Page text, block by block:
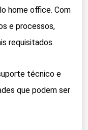
home office. Com
e processos,
requisitados.
técnico e
que podem ser